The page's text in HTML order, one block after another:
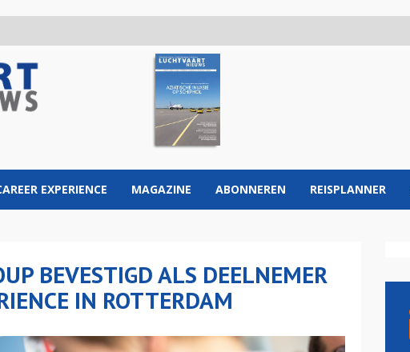
EXPERIENCE MAGAZINE ABONNEREN REISPLANNER
BEVESTIGD ALS DEELNEMER
IN ROTTERDAM